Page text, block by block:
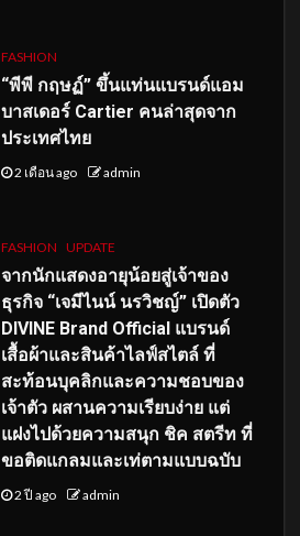
FASHION
“พีพี กฤษฏ์” ขึ้นแท่นแบรนด์แอม
บาสเดอร์ Cartier คนล่าสุดจาก
ประเทศไทย
2 เดือน ago admin
FASHION UPDATE
จากนักแสดงอายุน้อยสู่เจ้าของ
ธุรกิจ “เจมีไนน์ นรวิชญ์” เปิดตัว
DIVINE Brand Official แบรนด์
เสื้อผ้าและสินค้าไลฟ์สไตล์ ที่
สะท้อนบุคลิกและความชอบของ
เจ้าตัว ผสานความเรียบง่าย แต่
แฝงไปด้วยความสนุก ชิค สตรีท ที่
ขอติดแกลมและเท่ตามแบบฉบับ
2 ปี ago admin